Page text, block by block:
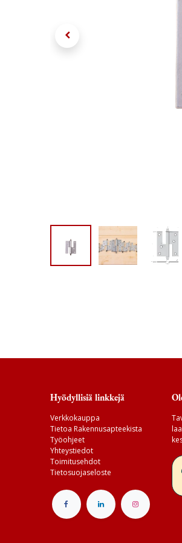
Hyödyllisiä linkkejä
Verkkokauppa
Tietoa Rakennusapteekista
Työohjeet
Yhteystiedot
Toimitusehdot
Tietosuojaseloste